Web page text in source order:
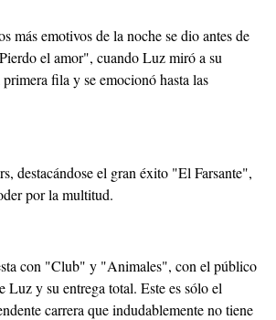
más emotivos de la noche se dio antes de
el amor", cuando Luz miró a su
primera fila y se emocionó hasta las
destacándose el gran éxito "El Farsante",
por la multitud.
con "Club" y "Animales", con el público
Luz y su entrega total. Este es sólo el
carrera que indudablemente no tiene